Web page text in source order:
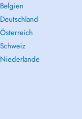
Belgien
Deutschland
Österreich
Schweiz
Niederlande